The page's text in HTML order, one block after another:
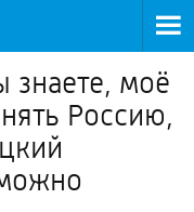
знаете, моё
Россию,